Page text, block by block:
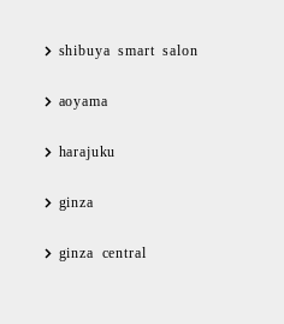
shibuya smart salon
aoyama
harajuku
ginza
ginza central